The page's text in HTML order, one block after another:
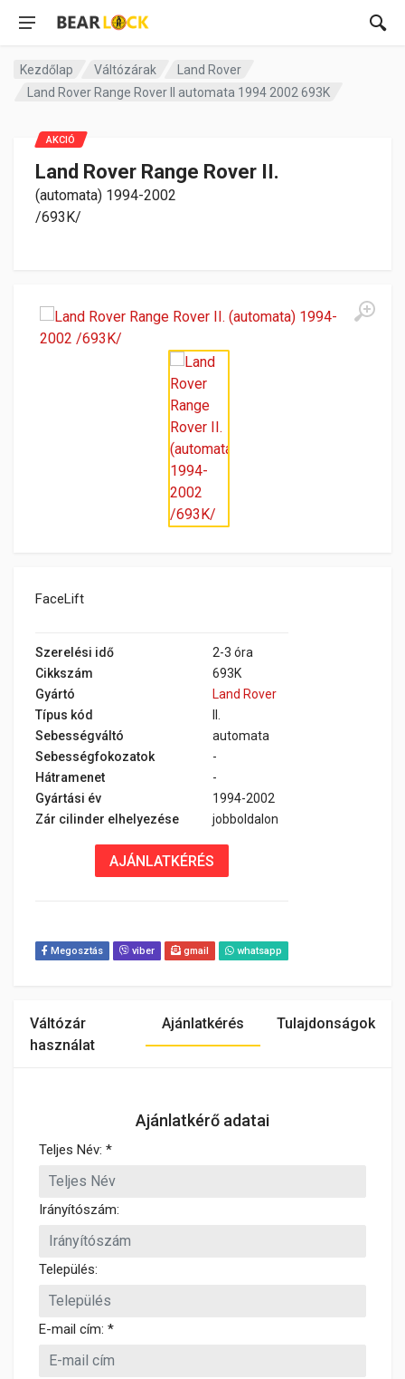
Kezdőlap Váltózárak
Land Rover
Land Rover Range Rover II automata 1994 2002 693K
Land Rover Range Rover II.
(automata) 1994-2002
/693K/
FaceLift
AKCIÓ
Szerelési idő
2-3 óra
Cikkszám
693K
Gyártó
Land Rover
Típus kód
Sebességváltó
automata
Sebességfokozatok
-
Hátramenet
-
Gyártási év
1994-2002
Zár cilinder elhelyezése
jobboldalon
AJÁNLATKÉRÉS
Megosztás viber gmail whatsapp
Váltózár
használat
Ajánlatkérés Tulajdonságok
Ajánlatkérő adatai
Teljes Név: *
Irányítószám:
Település:
E-mail cím: *